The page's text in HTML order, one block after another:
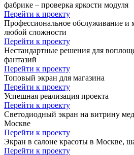
фабрике – проверка яркости модуля
Перейти к проекту
Профессиональное обслуживание и
любой сложности
Перейти к проекту
Нестандартные решения для
фантазий
Перейти к проекту
Топовый экран для магазина
Перейти к проекту
Успешная реализация проекта
Перейти к проекту
Светодиодный экран на витрину
Москве
Перейти к проекту
Экран в салоне красоты в Москве,
Перейти к проекту